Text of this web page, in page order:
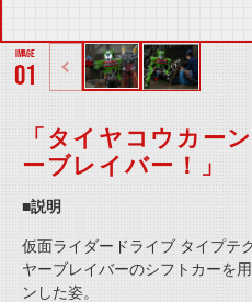
01
「タイヤコウカー
ーブレイバー！」
■説明
仮面ライダードライブ タイプテ
ヤーブレイバーのシフトカーを
ンした姿。